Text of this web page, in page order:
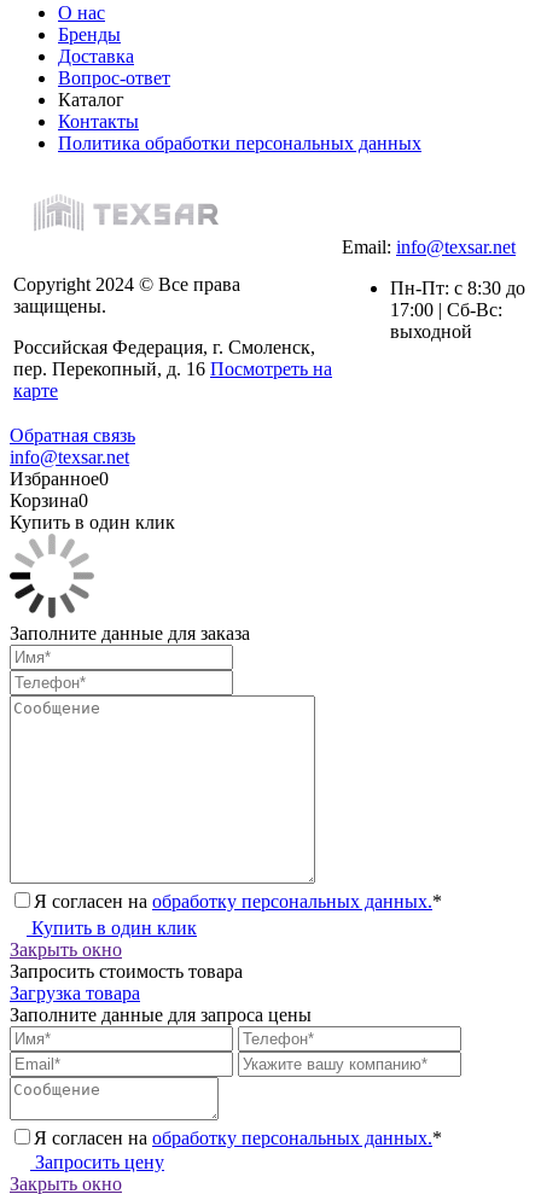
О нас
Бренды
Доставка
Вопрос-ответ
Каталог
Контакты
Политика обработки персональных данных
Copyright 2024 © Все права
защищены.
Российская Федерация, г. Смоленск,
пер. Перекопный, д. 16 Посмотреть на
карте
Email: info@texsar.net
Пн-Пт: с 8:30 до
17:00 | Сб-Вс:
выходной
Обратная связь
info@texsar.net
Избранное0
Корзина0
Купить в один клик
Заполните данные для заказа
Я согласен на обработку персональных данных.*
Купить в один клик
Закрыть окно
Запросить стоимость товара
Загрузка товара
Заполните данные для запроса цены
Я согласен на обработку персональных данных.*
Запросить цену
Закрыть окно